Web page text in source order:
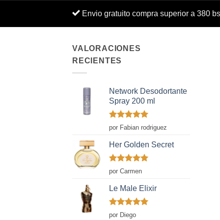
Envio gratuito compra superior a 380 bs
VALORACIONES
RECIENTES
Network Desodortante
Spray 200 ml
Valorado
con
por Fabian rodriguez
Her Golden Secret
Valorado
con
por Carmen
Le Male Elixir
Valorado
por Diego